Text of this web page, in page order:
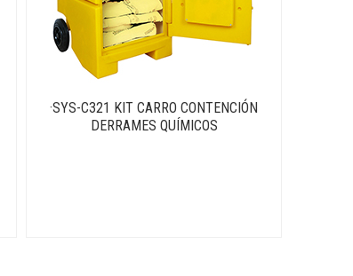
·SYS-C321 KIT CARRO CONTENCIÓN
DERRAMES QUÍMICOS